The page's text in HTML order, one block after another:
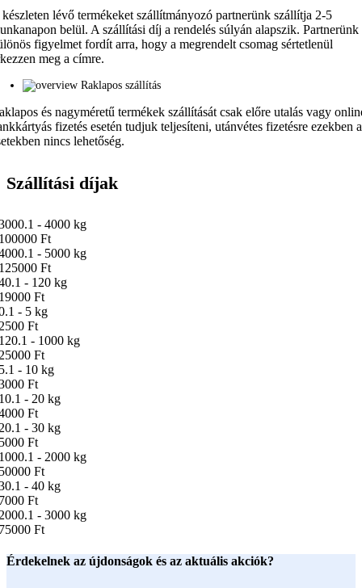
lévő termékeket szállítmányozó partnerünk szállítja 2-5
belül. A szállítási díj a rendelés súlyán alapszik. Partnerünk
figyelmet fordít arra, hogy a megrendelt csomag sértetlenül
meg a címre.
Raklapos szállítás
és nagyméretű termékek szállítását csak előre utalás vagy
fizetés esetén tudjuk teljesíteni, utánvétes fizetésre ezekben
nincs lehetőség.
Szállítási díjak
- 4000 kg
Ft
- 5000 kg
Ft
- 120 kg
Ft
- 5 kg
Ft
- 1000 kg
Ft
- 10 kg
Ft
- 20 kg
Ft
- 30 kg
Ft
- 2000 kg
Ft
- 40 kg
Ft
- 3000 kg
Ft
Érdekelnek az újdonságok és az aktuális akciók?